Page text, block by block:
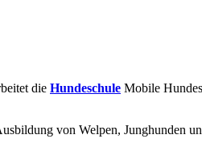
die Hundeschule Mobile
von Welpen, Junghunden